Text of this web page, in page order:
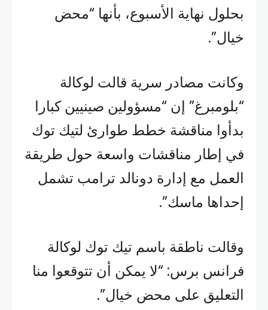
بحلول نهاية الأسبوع، بأنها “محض
خيال”.
وكانت مصادر سرية قالت لوكالة
“بلومبرغ” إن “مسؤولين صينيين كبارا
بدأوا مناقشة خطط طوارئ لتيك توك
في إطار مناقشات واسعة حول طريقة
العمل مع إدارة دونالد ترامب تشمل
إحداها ماسك”.
وقالت ناطقة باسم تيك توك لوكالة
فرانس برس: “لا يمكن أن تتوقعوا منا
التعليق على محض خيال”.